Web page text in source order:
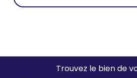
Trouvez le bien de